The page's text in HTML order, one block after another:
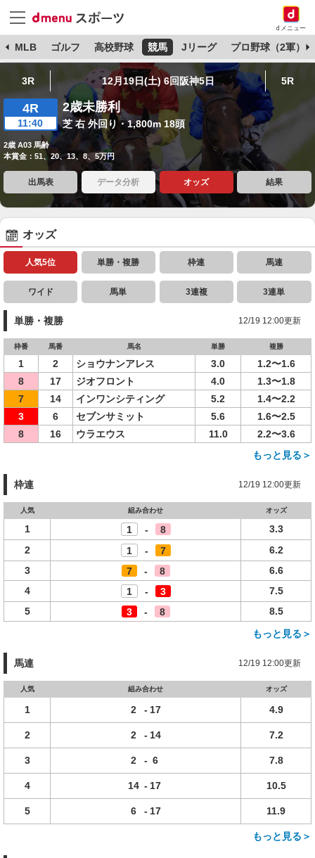
dメニュー
MLB ゴルフ 高校野球 競馬 Jリーグ プロ野球（2軍）
3R 12月19日(土) 6回阪神5日 5R
4R
11:40
2歳未勝利
芝 右 外回り・1,800m 18頭
2歳 A03 馬齢
本賞金：51、20、13、8、5万円
出馬表 データ分析 オッズ 結果
オッズ
人気5位 単勝・複勝 枠連 馬連
ワイド 馬単 3連複 3連単
単勝・複勝 12/19 12:00更新
枠番 馬番 馬名 単勝 複勝
1 2 ショウナンアレス 3.0
1.2〜1.6
8
17 ジオフロント 4.0
1.3〜1.8
7
14 インワンシティング 5.2
1.4〜2.2
3
6 セブンサミット 5.6
1.6〜2.5
8
16 ウラエウス 11.0
2.2〜3.6
もっと見る＞
枠連 12/19 12:00更新
人気 組み合わせ オッズ
1 1 - 8
3.3
2
1 - 7
6.2
3
7 - 8
6.6
4
1 - 3
7.5
5
3 - 8
8.5
もっと見る＞
馬連 12/19 12:00更新
人気 組み合わせ オッズ
1 2 - 17 4.9
2 2 - 14 7.2
3 2 - 6 7.8
4 14 - 17 10.5
5 6 - 17 11.9
もっと見る＞